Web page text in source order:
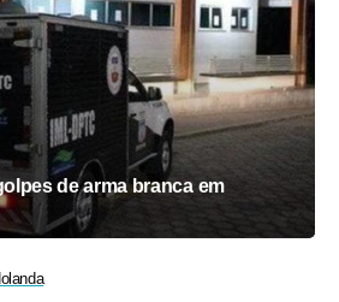
de arma branca em